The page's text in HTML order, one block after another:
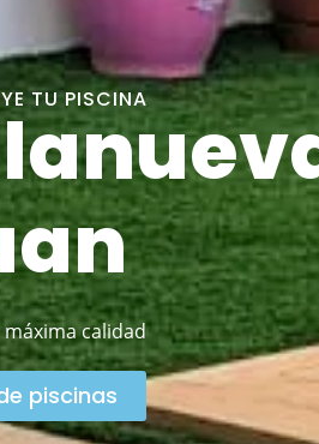
TU PISCINA
máxima calidad
piscinas